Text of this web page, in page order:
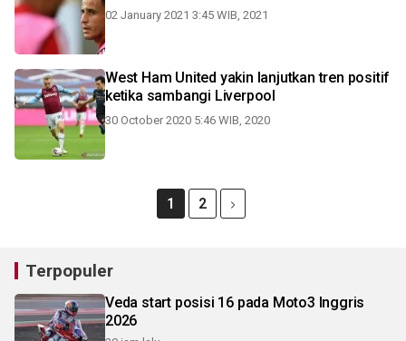
02 January 2021 3:45 WIB, 2021
West Ham United yakin lanjutkan tren positif
ketika sambangi Liverpool
30 October 2020 5:46 WIB, 2020
1 2
Terpopuler
Veda start posisi 16 pada Moto3 Inggris
2026